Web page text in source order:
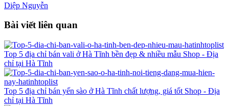
Diệp Nguyễn
Bài viết liên quan
Top 5 địa chỉ bán vali ở Hà Tĩnh bền đẹp & nhiều mẫu Shop - Địa
chỉ tại Hà Tĩnh
Top 5 địa chỉ bán yến sào ở Hà Tĩnh chất lượng, giá tốt Shop - Địa
chỉ tại Hà Tĩnh